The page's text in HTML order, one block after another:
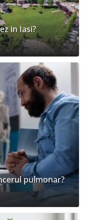
in Iasi?
pulmonar?